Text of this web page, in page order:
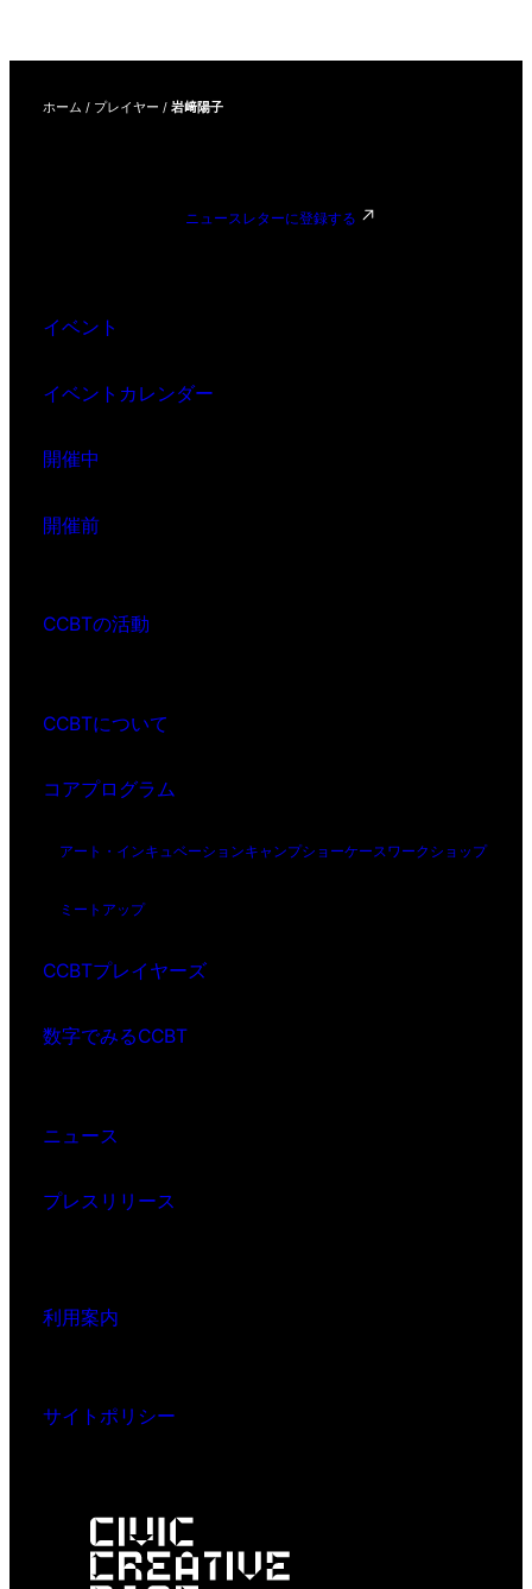
ホーム / プレイヤー / 岩﨑陽子
ニュースレターに登録する
イベント
イベントカレンダー
開催中
開催前
CCBTの活動
CCBTについて
コアプログラム
アート・インキュベーションキャンプショーケースワークショップ
ミートアップ
CCBTプレイヤーズ
数字でみるCCBT
ニュース
プレスリリース
利用案内
サイトポリシー